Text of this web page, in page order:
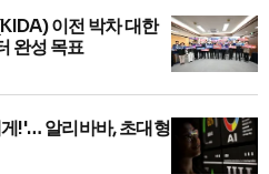
이전 박차 대한
완성 목표
!'… 알리바바, 초대형